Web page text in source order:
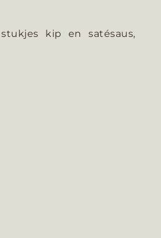
kip en satésaus,